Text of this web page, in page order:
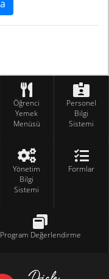
Öğrenci
Yemek
Menüsü
Personel
Bilgi
Sistemi
Yönetim
Bilgi
Sistemi
Formlar
Program Değerlendirme